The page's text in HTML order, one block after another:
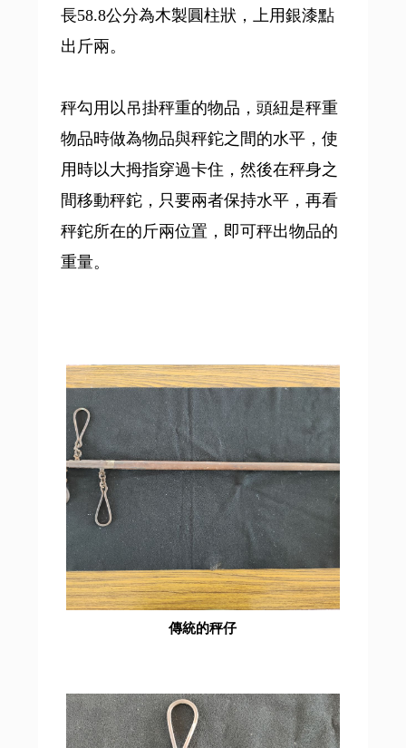
長58.8公分為木製圓柱狀，上用銀漆點
出斤兩。
秤勾用以吊掛秤重的物品，頭紐是秤重
物品時做為物品與秤鉈之間的水平，使
用時以大拇指穿過卡住，然後在秤身之
間移動秤鉈，只要兩者保持水平，再看
秤鉈所在的斤兩位置，即可秤出物品的
重量。
傳統的秤仔